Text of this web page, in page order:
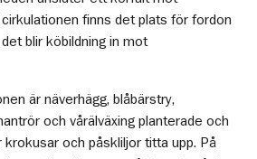
finns det plats för fordon
blir köbildning in mot
är näverhägg, blåbärstry,
och vårälväxing planterade och
och påskliljor titta upp. På